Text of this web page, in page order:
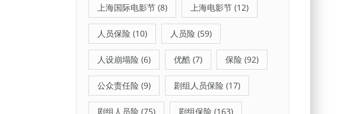
上海国际电影节 (8) 上海电影节 (12)
人员保险 (10) 人员险 (59)
人设崩塌险 (6) 优酷 (7) 保险 (92)
公众责任险 (9) 剧组人员保险 (17)
剧组人员险 (75) 剧组保险 (163)